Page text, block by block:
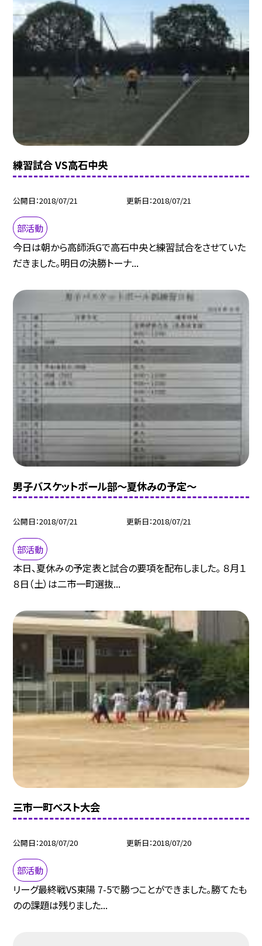
練習試合 VS高石中央
公開日 2018/07/21 更新日 2018/07/21
部活動
今日は朝から高師浜Gで高石中央と練習試合をさせていた
だきました。明日の決勝トーナ...
男子バスケットボール部〜夏休みの予定〜
公開日 2018/07/21 更新日 2018/07/21
部活動
本日、夏休みの予定表と試合の要項を配布しました。 ８月１
８日（土）は二市一町選抜...
三市一町ベスト大会
公開日 2018/07/20 更新日 2018/07/20
部活動
リーグ最終戦VS東陽 7-5で勝つことができました。勝てたも
のの課題は残りました...